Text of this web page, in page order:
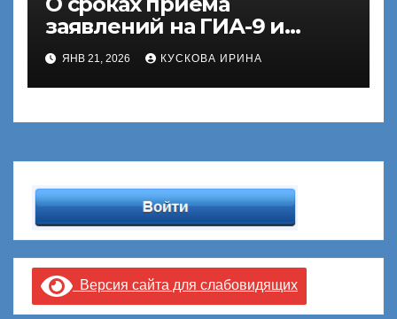
заявлений на ГИА-9 и
ГИА-11
ЯНВ 21, 2026 КУСКОВА ИРИНА
Версия сайта для слабовидящих